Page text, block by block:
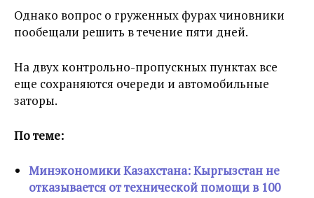
Однако вопрос о груженных фурах чиновники
пообещали решить в течение пяти дней.
На двух контрольно-пропускных пунктах все
еще сохраняются очереди и автомобильные
заторы.
По теме:
Минэкономики Казахстана: Кыргызстан не
отказывается от технической помощи в 100